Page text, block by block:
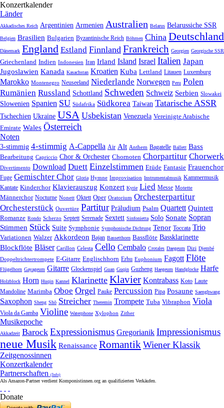
Konzertkalender
Länder
Akkadisches Reich Argentinien Armenien Australien Belarus Belarussiche SSR
Belgien Brasilien Bulgarien Byzantinische Reich Böhmen China Deutschland
Dänemark England Estland Finnland Frankreich Georgien Georgische SSR
Griechenland Indien Indonesien Iran Irland Island Israel Italien Japan
Jugoslawien Kanada Kasachstan Kroatien Kuba Lettland Litauen Luxemburg
Marokko Montenegro Neuseeland Niederlande Norwegen Peru Polen
Rumänien Russland Schottland Schweden Schweiz Serbien Slowakei
Slowenien Spanien SU Südafrika Südkorea Taiwan Tatarische ASSR
Tschechien Ukraine USA Usbekistan Venezuela Vereinigte Arabische
Emirate Wales Österreich
Noten
3-stimmig 4-stimmig A-Cappella Air Alt Anthem Bagatelle Ballett Bass
Bearbeitung Capriccio Chor & Orchester Chornoten Chorpartitur Chorwerk
Divertimento Download Duett Einzelstimmen Etüde Fantasie Frauenchor
Fuge Gemischter Chor Gloria Hymne Improvisation Instrumentalmusik Kammermusik
Kantate Kinderchor Klavierauszug Konzert Kyrie Lied Messe Motette
Männerchor Nocturne Nonett Oktett Oper Oratorium Orchesterpartitur
Orchesterstück Ouvertüre Partitur Präludium Psalm Quartett Quintett
Romanze Rondo Scherzo Septett Serenade Sextett Sinfonietta Solo Sonate Sopran
Stimmen Stück Suite Symphonie Symphonische Dichtung Tenor Toccata Trio
Variationen Walzer Akkordeon Bajan Bassetthorn Bassflöte Bassklarinette
Blockflöte Bläser Carillon Celesta Cello Cembalo Crotales Daegeum Dizi Djembé
Doppeltrichtertrompete E-Gitarre Englischhorn Erhu Euphonium Fagott Flöte
Flügelhorn Gayageum Gitarre Glockenspiel Guan Guqin Guzheng Haegeum Handglocke Harfe
Holzblock Horn Huqin Kannel Klarinette Klavier Kontrabass Koto Laute
Mandoline Marimba Oboe Orgel Pauke Percussion Pipa Posaune Saenghwang
Saxophon Sheng Shō Streicher Theremin Trompete Tuba Vibraphon Viola
Viola da Gamba Violine Waterphone Xylophon Zither
Musikepoche
Akkadzeit Barock Expressionismus Gregorianik Impressionismus
neue Musik Renaissance RomantikWiener Klassik
Zeitgenossinnen
Konzertkalender
Partnerschaften (Info)
Als Amazon-Partner verdient Komponistinnen.org an qualifizierten Verkäufen.
Donate